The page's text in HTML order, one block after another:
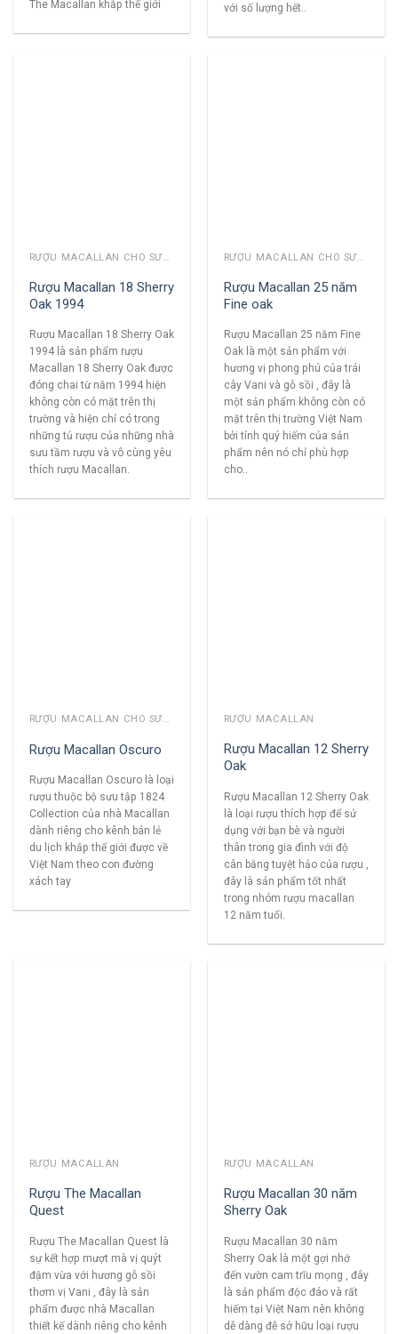
The Macallan khắp thế giới với số lượng hết..
RƯỢU MACALLAN CHO SƯU TẦM
Rượu Macallan 18 Sherry
Oak 1994
Rượu Macallan 18 Sherry Oak
1994 là sản phẩm rượu
Macallan 18 Sherry Oak được
đóng chai từ năm 1994 hiện
không còn có mặt trên thị
trường và hiện chỉ có trong
những tủ rượu của những nhà
sưu tầm rượu và vô cùng yêu
thích rượu Macallan.
RƯỢU MACALLAN CHO SƯU TẦM
Rượu Macallan 25 năm
Fine oak
Rượu Macallan 25 năm Fine
Oak là một sản phẩm với
hương vị phong phú của trái
cây Vani và gỗ sồi , đây là
một sản phẩm không còn có
mặt trên thị trường Việt Nam
bởi tính quý hiếm của sản
phẩm nên nó chỉ phù hợp
cho..
RƯỢU MACALLAN CHO SƯU TẦM
Rượu Macallan Oscuro
Rượu Macallan Oscuro là loại
rượu thuộc bộ sưu tập 1824
Collection của nhà Macallan
dành riêng cho kênh bán lẻ
du lịch khắp thế giới được về
Việt Nam theo con đường
xách tay
RƯỢU MACALLAN
Rượu Macallan 12 Sherry
Oak
Rượu Macallan 12 Sherry Oak
là loại rượu thích hợp để sử
dụng với bạn bè và người
thân trong gia đình với độ
cân bằng tuyệt hảo của rượu ,
đây là sản phẩm tốt nhất
trong nhóm rượu macallan
12 năm tuổi.
RƯỢU MACALLAN
Rượu The Macallan
Quest
Rượu The Macallan Quest là
sự kết hợp mượt mà vị quýt
đậm vừa với hương gỗ sồi
thơm vị Vani , đây là sản
phẩm được nhà Macallan
thiết kế dành riêng cho kênh
RƯỢU MACALLAN
Rượu Macallan 30 năm
Sherry Oak
Rượu Macallan 30 năm
Sherry Oak là một gợi nhớ
đến vườn cam trĩu mọng , đây
là sản phẩm độc đáo và rất
hiếm tại Việt Nam nên không
dễ dàng đễ sở hữu loại rượu